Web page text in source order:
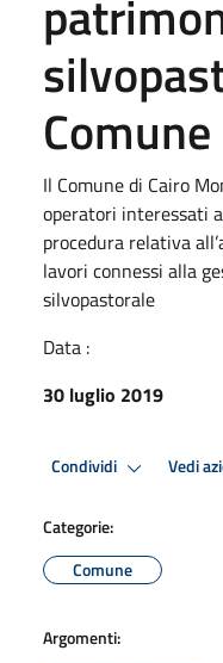
Comune
Il Comune di Cairo
operatori interessati
procedura relativa
lavori connessi alla
silvopastorale
Data :
30 luglio 2019
Condividi Vedi
Categorie:
Comune
Argomenti: